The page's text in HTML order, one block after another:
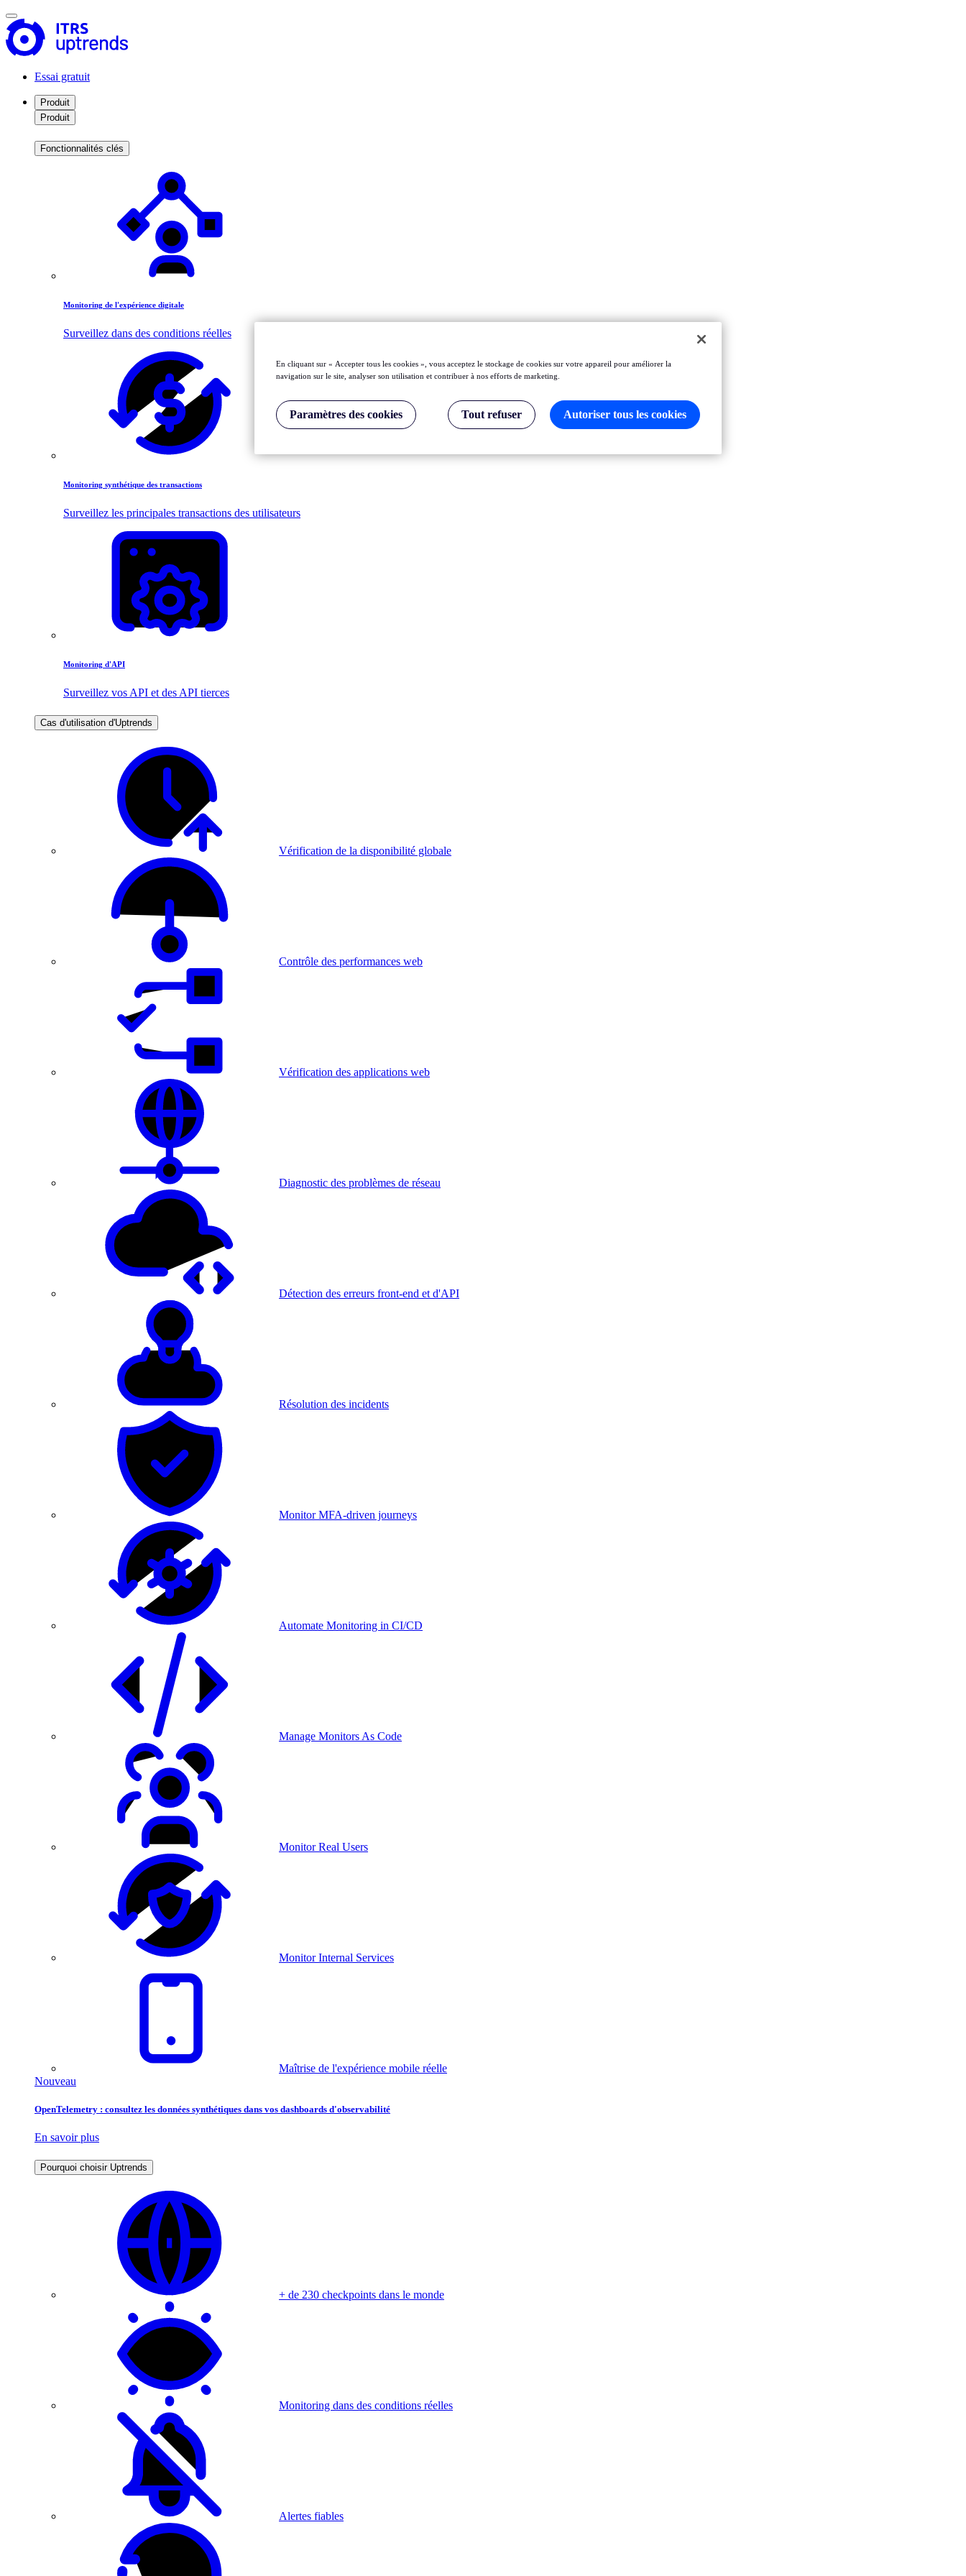
Essai gratuit
Produit
Produit
Fonctionnalités clés
Monitoring de l'expérience digitale
Surveillez dans des conditions réelles
Monitoring synthétique des transactions
Surveillez les principales transactions des utilisateurs
Monitoring d'API
Surveillez vos API et des API tierces
Cas d'utilisation d'Uptrends
Vérification de la disponibilité globale
Contrôle des performances web
Vérification des applications web
Diagnostic des problèmes de réseau
Détection des erreurs front-end et d'API
Résolution des incidents
Monitor MFA-driven journeys
Automate Monitoring in CI/CD
Manage Monitors As Code
Monitor Real Users
Monitor Internal Services
Maîtrise de l'expérience mobile réelle
Nouveau
OpenTelemetry : consultez les données synthétiques dans vos dashboards d'observabilité
En savoir plus
Pourquoi choisir Uptrends
+ de 230 checkpoints dans le monde
Monitoring dans des conditions réelles
Alertes fiables
En cliquant sur « Accepter tous les cookies », vous acceptez le stockage de cookies sur votre appareil pour améliorer la
navigation sur le site, analyser son utilisation et contribuer à nos efforts de marketing.
Paramètres des cookies Tout refuser Autoriser tous les cookies